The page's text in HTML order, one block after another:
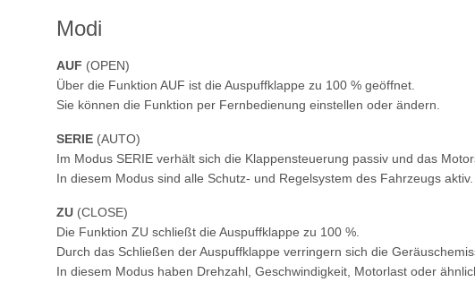
Modi
AUF (OPEN)
Über die Funktion AUF ist die Auspuffklappe zu 100 % geöffnet.
Sie können die Funktion per Fernbedienung einstellen oder ändern.
SERIE (AUTO)
Im Modus SERIE verhält sich die Klappensteuerung passiv und das
In diesem Modus sind alle Schutz- und Regelsystem des Fahrzeugs aktiv.
ZU (CLOSE)
Die Funktion ZU schließt die Auspuffklappe zu 100 %.
Durch das Schließen der Auspuffklappe verringern sich die
In diesem Modus haben Drehzahl, Geschwindigkeit, Motorlast oder